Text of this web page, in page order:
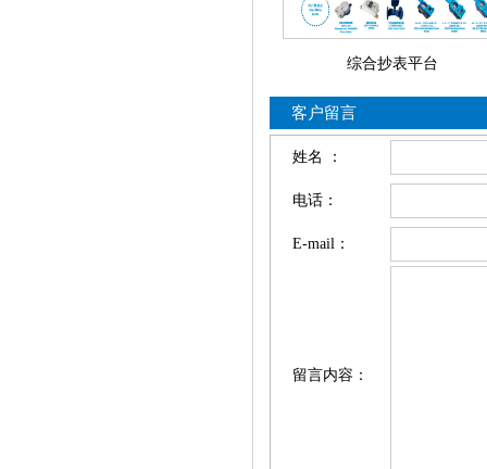
综合抄表平台
客户留言
姓名 ：
电话：
E-mail：
留言内容：